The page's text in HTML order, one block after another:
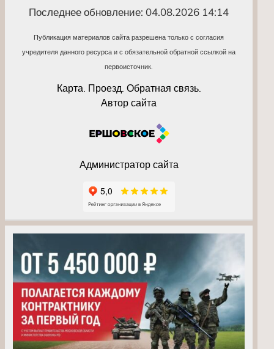
Последнее обновление: 04.08.2026 14:14
Публикация материалов сайта разрешена только с согласия
учредителя данного ресурса и с обязательной обратной ссылкой на
первоисточник.
Карта. Проезд. Обратная связь.
Автор сайта
Администратор сайта